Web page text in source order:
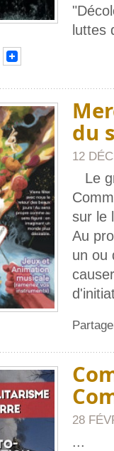
luttes
du
12
Le
sur le
Au
un ou
28
...